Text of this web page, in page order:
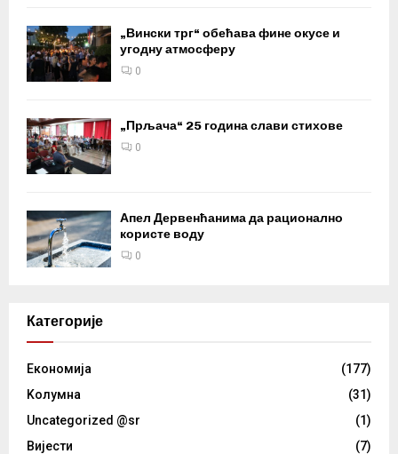
„Вински трг“ обећава фине окусе и
угодну атмосферу
0
„Прљача“ 25 година слави стихове
0
Апел Дервенћанима да рационално
користе воду
0
Категорије
Eкономија
(177)
Kолумнa
(31)
Uncategorized @sr
(1)
Вијести
(7)